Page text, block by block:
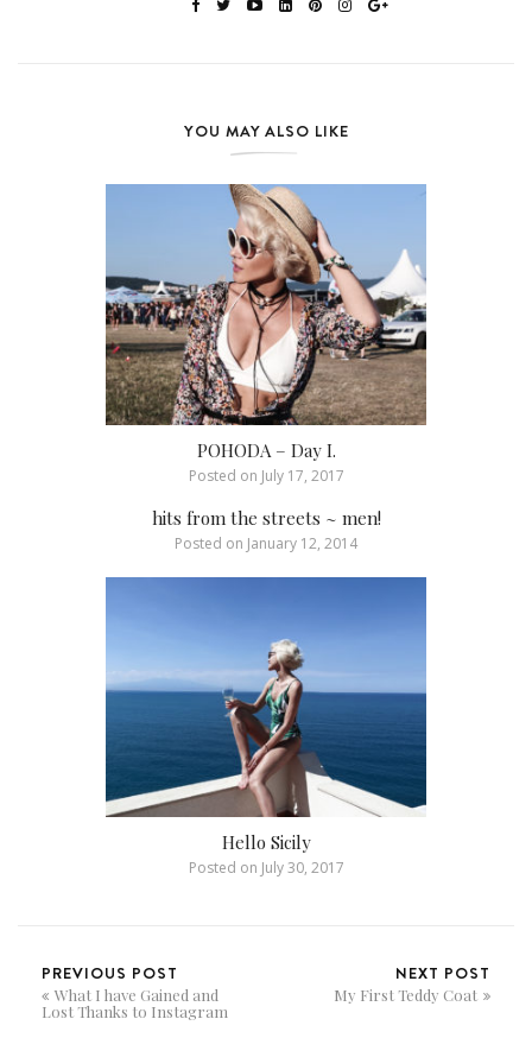
YOU MAY ALSO LIKE
POHODA – Day I.
Posted on July 17, 2017
hits from the streets ~ men!
Posted on January 12, 2014
Hello Sicily
Posted on July 30, 2017
PREVIOUS POST
What I have Gained and
Lost Thanks to Instagram
NEXT POST
My First Teddy Coat